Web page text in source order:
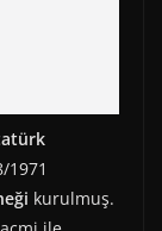
1971
kurulmuş.